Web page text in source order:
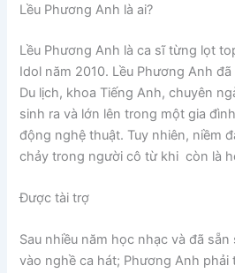
Lều Phương Anh là ai?
Lều Phương Anh là ca sĩ từng lọt
Idol năm 2010. Lều Phương Anh
Du lịch, khoa Tiếng Anh, chuyên
sinh ra và lớn lên trong một gia
động nghệ thuật. Tuy nhiên, niềm
chảy trong người cô từ khi còn là
Được tài trợ
Sau nhiều năm học nhạc và đã
vào nghề ca hát; Phương Anh phải